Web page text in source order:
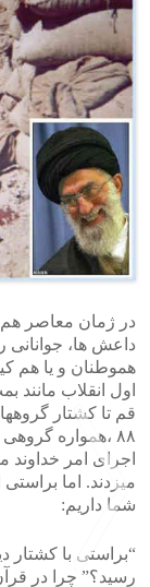
در ژمان معاصر هم
داعش ها، جوانانی
هموطنان و یا هم
اول انقلاب
۸۸ ،همواره
اجرای امر
میزدند. اما
شما داریم:
“براستی با کشتار
رسید؟” چرا در